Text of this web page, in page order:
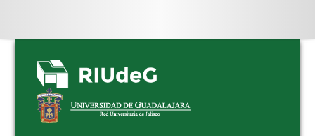
Skip
navigation